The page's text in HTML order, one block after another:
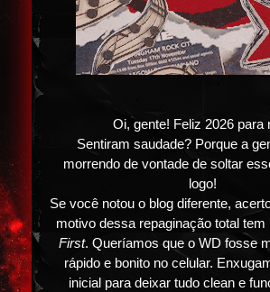
Oi, gente! Feliz 2026 para
Sentiram saudade? Porque a
morrendo de vontade de soltar
logo!
Se você notou o blog diferente,
motivo dessa repaginação total tem
First. Queríamos que o WD fosse
rápido e bonito no celular.
inicial para deixar tudo clean e